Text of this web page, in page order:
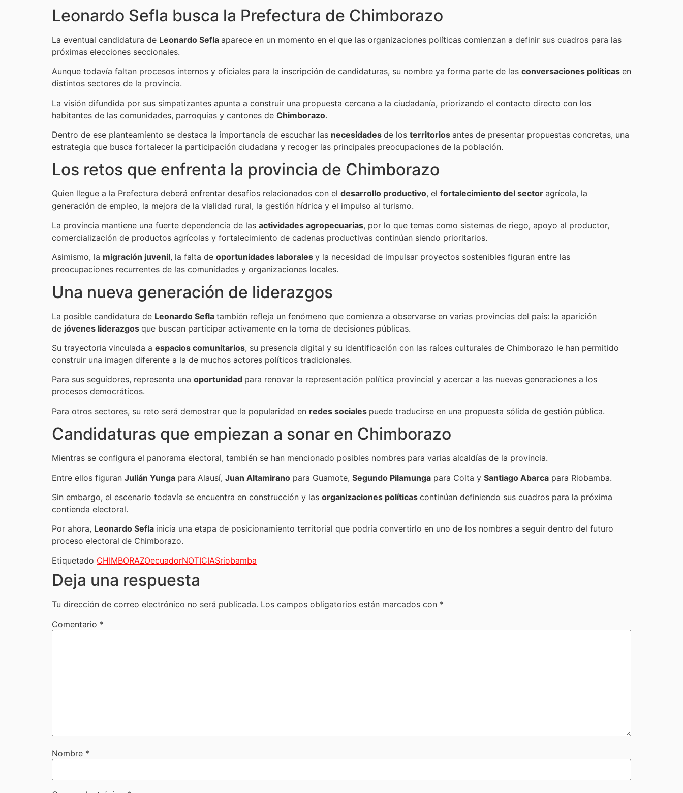
Leonardo Sefla busca la Prefectura de Chimborazo
La eventual candidatura de Leonardo Sefla aparece en un momento en el que las organizaciones políticas comienzan a definir sus cuadros para las
próximas elecciones seccionales.
Aunque todavía faltan procesos internos y oficiales para la inscripción de candidaturas, su nombre ya forma parte de las conversaciones políticas en
distintos sectores de la provincia.
La visión difundida por sus simpatizantes apunta a construir una propuesta cercana a la ciudadanía, priorizando el contacto directo con los
habitantes de las comunidades, parroquias y cantones de Chimborazo.
Dentro de ese planteamiento se destaca la importancia de escuchar las necesidades de los territorios antes de presentar propuestas concretas, una
estrategia que busca fortalecer la participación ciudadana y recoger las principales preocupaciones de la población.
Los retos que enfrenta la provincia de Chimborazo
Quien llegue a la Prefectura deberá enfrentar desafíos relacionados con el desarrollo productivo, el fortalecimiento del sector agrícola, la
generación de empleo, la mejora de la vialidad rural, la gestión hídrica y el impulso al turismo.
La provincia mantiene una fuerte dependencia de las actividades agropecuarias, por lo que temas como sistemas de riego, apoyo al productor,
comercialización de productos agrícolas y fortalecimiento de cadenas productivas continúan siendo prioritarios.
Asimismo, la migración juvenil, la falta de oportunidades laborales y la necesidad de impulsar proyectos sostenibles figuran entre las
preocupaciones recurrentes de las comunidades y organizaciones locales.
Una nueva generación de liderazgos
La posible candidatura de Leonardo Sefla también refleja un fenómeno que comienza a observarse en varias provincias del país: la aparición
de jóvenes liderazgos que buscan participar activamente en la toma de decisiones públicas.
Su trayectoria vinculada a espacios comunitarios, su presencia digital y su identificación con las raíces culturales de Chimborazo le han permitido
construir una imagen diferente a la de muchos actores políticos tradicionales.
Para sus seguidores, representa una oportunidad para renovar la representación política provincial y acercar a las nuevas generaciones a los
procesos democráticos.
Para otros sectores, su reto será demostrar que la popularidad en redes sociales puede traducirse en una propuesta sólida de gestión pública.
Candidaturas que empiezan a sonar en Chimborazo
Mientras se configura el panorama electoral, también se han mencionado posibles nombres para varias alcaldías de la provincia.
Entre ellos figuran Julián Yunga para Alausí, Juan Altamirano para Guamote, Segundo Pilamunga para Colta y Santiago Abarca para Riobamba.
Sin embargo, el escenario todavía se encuentra en construcción y las organizaciones políticas continúan definiendo sus cuadros para la próxima
contienda electoral.
Por ahora, Leonardo Sefla inicia una etapa de posicionamiento territorial que podría convertirlo en uno de los nombres a seguir dentro del futuro
proceso electoral de Chimborazo.
Etiquetado CHIMBORAZOecuadorNOTICIASriobamba
Deja una respuesta
Tu dirección de correo electrónico no será publicada. Los campos obligatorios están marcados con *
Comentario *
Nombre *